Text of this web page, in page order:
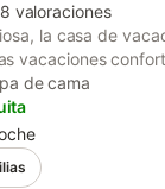
valoraciones
la casa de
vacaciones
una sala de estar,
y 1 baño, por
adicionales
una cuna
un espacio
de cama